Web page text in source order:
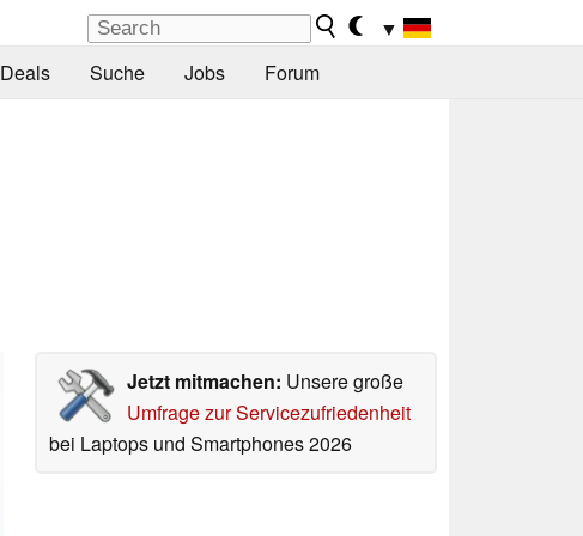
▼
Deals Suche Jobs Forum
Jetzt mitmachen: Unsere große
Umfrage zur Servicezufriedenheit
bei Laptops und Smartphones 2026